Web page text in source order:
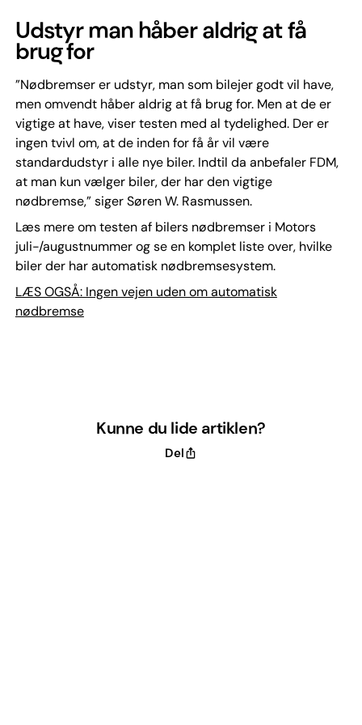
Udstyr man håber aldrig at få
brug for
”Nødbremser er udstyr, man som bilejer godt vil have,
men omvendt håber aldrig at få brug for. Men at de er
vigtige at have, viser testen med al tydelighed. Der er
ingen tvivl om, at de inden for få år vil være
standardudstyr i alle nye biler. Indtil da anbefaler FDM,
at man kun vælger biler, der har den vigtige
nødbremse,” siger Søren W. Rasmussen.
Læs mere om testen af bilers nødbremser i Motors
juli-/augustnummer og se en komplet liste over, hvilke
biler der har automatisk nødbremsesystem.
LÆS OGSÅ: Ingen vejen uden om automatisk
nødbremse
Kunne du lide artiklen?
Del